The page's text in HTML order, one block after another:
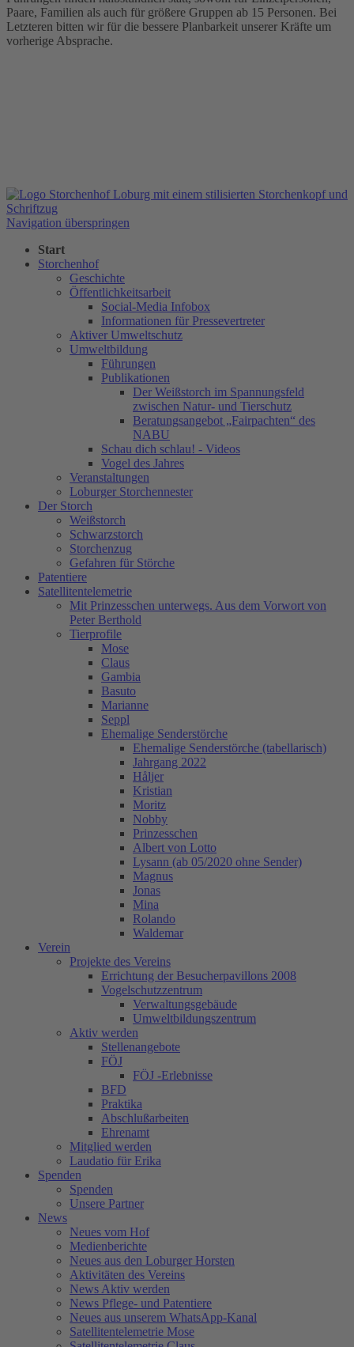
Paare, Familien als auch für größere Gruppen ab 15 Personen. Bei
Letzteren bitten wir für die bessere Planbarkeit unserer Kräfte um
vorherige Absprache.
Navigation überspringen
Start
Storchenhof
Geschichte
Öffentlichkeitsarbeit
Social-Media Infobox
Informationen für Pressevertreter
Aktiver Umweltschutz
Umweltbildung
Führungen
Publikationen
Der Weißstorch im Spannungsfeld
zwischen Natur- und Tierschutz
Beratungsangebot „Fairpachten“ des
NABU
Schau dich schlau! - Videos
Vogel des Jahres
Veranstaltungen
Loburger Storchennester
Der Storch
Weißstorch
Schwarzstorch
Storchenzug
Gefahren für Störche
Patentiere
Satellitentelemetrie
Mit Prinzesschen unterwegs. Aus dem Vorwort von
Peter Berthold
Tierprofile
Mose
Claus
Gambia
Basuto
Marianne
Seppl
Ehemalige Senderstörche
Ehemalige Senderstörche (tabellarisch)
Jahrgang 2022
Håljer
Kristian
Moritz
Nobby
Prinzesschen
Albert von Lotto
Lysann (ab 05/2020 ohne Sender)
Magnus
Jonas
Mina
Rolando
Waldemar
Verein
Projekte des Vereins
Errichtung der Besucherpavillons 2008
Vogelschutzzentrum
Verwaltungsgebäude
Umweltbildungszentrum
Aktiv werden
Stellenangebote
FÖJ
FÖJ -Erlebnisse
BFD
Praktika
Abschlußarbeiten
Ehrenamt
Mitglied werden
Laudatio für Erika
Spenden
Spenden
Unsere Partner
News
Neues vom Hof
Medienberichte
Neues aus den Loburger Horsten
Aktivitäten des Vereins
News Aktiv werden
News Pflege- und Patentiere
Neues aus unserem WhatsApp-Kanal
Satellitentelemetrie Mose